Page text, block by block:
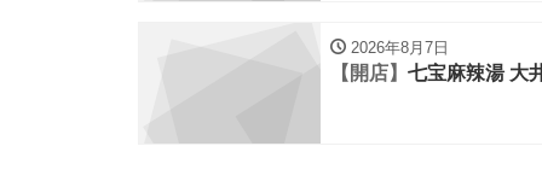
2026年8月7日
【開店】 七宝麻辣湯 大